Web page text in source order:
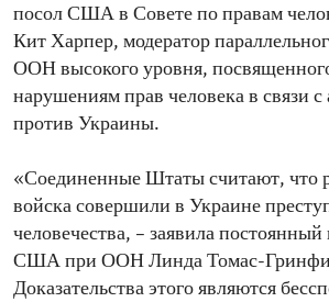
посол США в Совете по правам
Кит Харпер, модератор
ООН высокого уровня,
нарушениям прав человека в связи с
против Украины.
«Соединенные Штаты считают, что
войска совершили в Украине
человечества, – заявила постоянный
США при ООН Линда Томас-
Доказательства этого являются